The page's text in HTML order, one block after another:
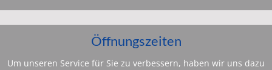
Öffnungszeiten
Um unseren Service für Sie zu verbessern, haben wir uns dazu